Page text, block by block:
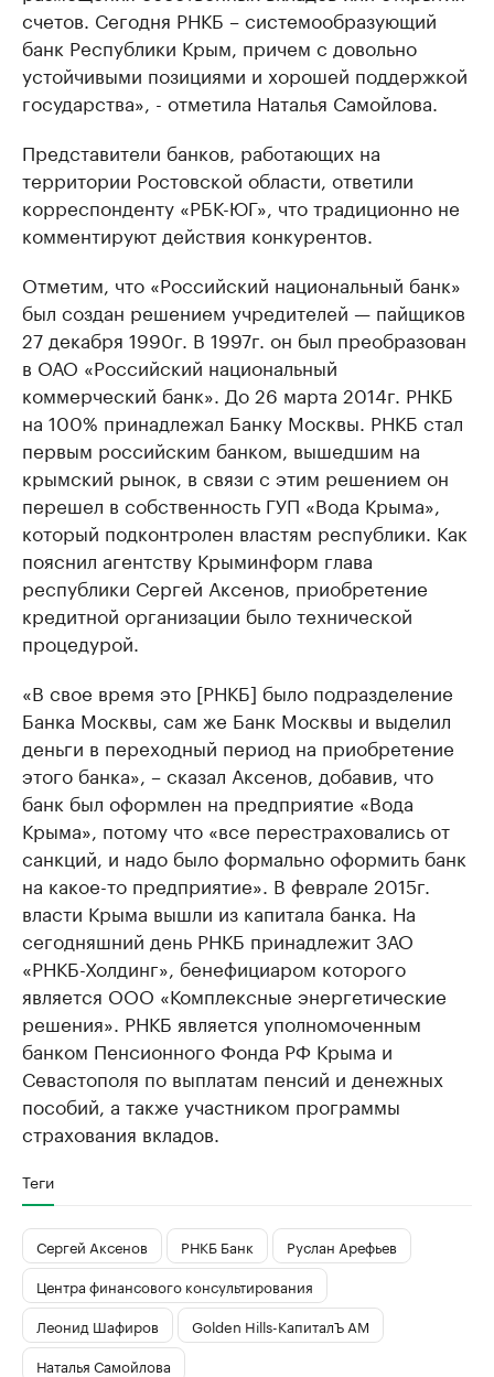
счетов. Сегодня РНКБ – системообразующий
банк Республики Крым, причем с довольно
устойчивыми позициями и хорошей поддержкой
государства», - отметила Наталья Самойлова.
Представители банков, работающих на
территории Ростовской области, ответили
корреспонденту «РБК-ЮГ», что традиционно не
комментируют действия конкурентов.
Отметим, что «Российский национальный банк»
был создан решением учредителей — пайщиков
27 декабря 1990г. В 1997г. он был преобразован
в ОАО «Российский национальный
коммерческий банк». До 26 марта 2014г. РНКБ
на 100% принадлежал Банку Москвы. РНКБ стал
первым российским банком, вышедшим на
крымский рынок, в связи с этим решением он
перешел в собственность ГУП «Вода Крыма»,
который подконтролен властям республики. Как
пояснил агентству Крыминформ глава
республики Сергей Аксенов, приобретение
кредитной организации было технической
процедурой.
«В свое время это [РНКБ] было подразделение
Банка Москвы, сам же Банк Москвы и выделил
деньги в переходный период на приобретение
этого банка», – сказал Аксенов, добавив, что
банк был оформлен на предприятие «Вода
Крыма», потому что «все перестраховались от
санкций, и надо было формально оформить банк
на какое-то предприятие». В феврале 2015г.
власти Крыма вышли из капитала банка. На
сегодняшний день РНКБ принадлежит ЗАО
«РНКБ-Холдинг», бенефициаром которого
является ООО «Комплексные энергетические
решения». РНКБ является уполномоченным
банком Пенсионного Фонда РФ Крыма и
Севастополя по выплатам пенсий и денежных
пособий, а также участником программы
страхования вкладов.
Теги
Сергей Аксенов РНКБ Банк
Руслан Арефьев
Центра финансового консультирования
Леонид Шафиров
Golden Hills-КапиталЪ АМ
Наталья Самойлова